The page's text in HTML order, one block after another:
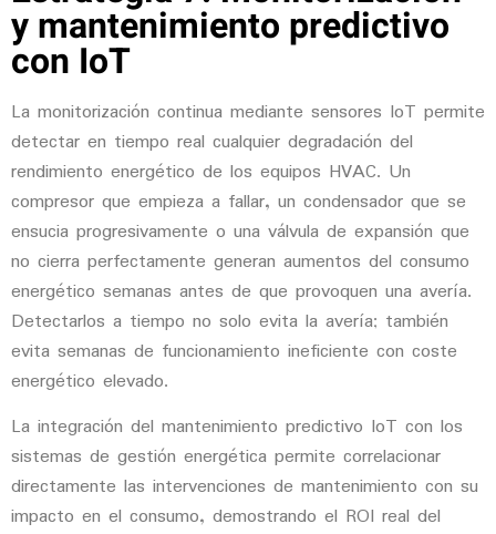
y mantenimiento predictivo
con IoT
La monitorización continua mediante sensores IoT permite
detectar en tiempo real cualquier degradación del
rendimiento energético de los equipos HVAC. Un
compresor que empieza a fallar, un condensador que se
ensucia progresivamente o una válvula de expansión que
no cierra perfectamente generan aumentos del consumo
energético semanas antes de que provoquen una avería.
Detectarlos a tiempo no solo evita la avería; también
evita semanas de funcionamiento ineficiente con coste
energético elevado.
La integración del mantenimiento predictivo IoT con los
sistemas de gestión energética permite correlacionar
directamente las intervenciones de mantenimiento con su
impacto en el consumo, demostrando el ROI real del